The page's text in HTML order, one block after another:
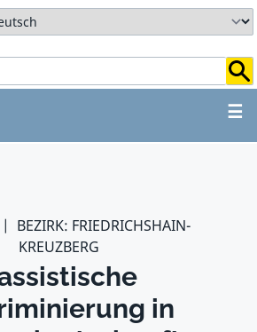
☰
ZUM HAUPTBEREICH
BEZIRK: FRIEDRICHSHAIN-
KREUZBERG
in